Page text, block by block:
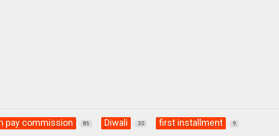
pay commission 85 Diwali 30 first installment 9